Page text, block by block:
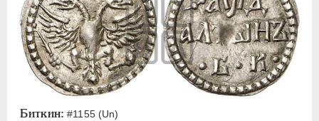
Биткин: #1155 (Un)
Для Речи Посполитой
Монетовидные жетоны
ЕКАТЕРИНА I 1725-1727
ПЕТР II 1727-1729
АННА ИОАННОВНА
ИОАНН АНТОНОВИЧ